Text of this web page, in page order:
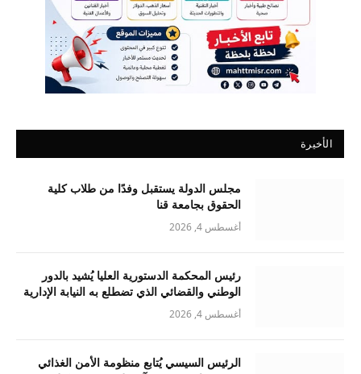
الأخيرة
مجلس الدولة يستقبل وفدًا من طلاب كلية
الحقوق بجامعة قنا
أغسطس 4, 2026
رئيس المحكمة الدستورية العليا يُشيد بالدور
الوطني والقضائي الذي تضطلع به النيابة الإدارية
أغسطس 4, 2026
الرئيس السيسي يُتابع منظومة الأمن الغذائي